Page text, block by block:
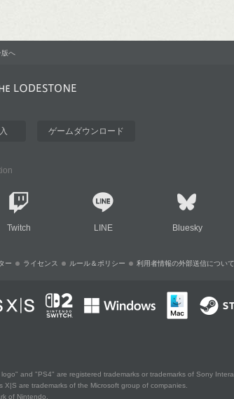
版へ
ゲームダウンロード
Twitch LINE Bluesky
ー ライセンス ルール＆ポリシー 利用者情報の外部送信について
and "PS4" are registered trademarks or trademarks of Sony
are trademarks of the Microsoft group of companies.
of Nintendo.